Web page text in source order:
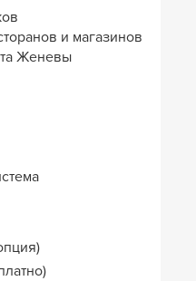
и магазинов
Женевы